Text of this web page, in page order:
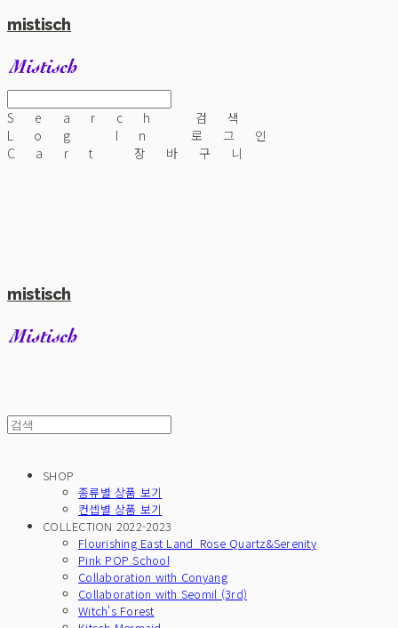
mistisch
Search
검색
Log In
로그인
Cart
장바구니
mistisch
SHOP
종류별 상품 보기
컨셉별 상품 보기
COLLECTION 2022-2023
Flourishing East Land_Rose Quartz&Serenity
Pink POP School
Collaboration with Conyang
Collaboration with Seomil (3rd)
Witch's Forest